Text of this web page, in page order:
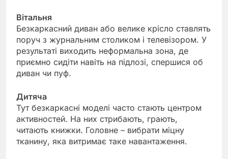
Вітальня
Безкаркасний диван або велике крісло ставлять
поруч з журнальним столиком і телевізором. У
результаті виходить неформальна зона, де
приємно сидіти навіть на підлозі, спершися об
диван чи пуф.
Дитяча
Тут безкаркасні моделі часто стають центром
активностей. На них стрибають, грають,
читають книжки. Головне – вибрати міцну
тканину, яка витримає таке навантаження.